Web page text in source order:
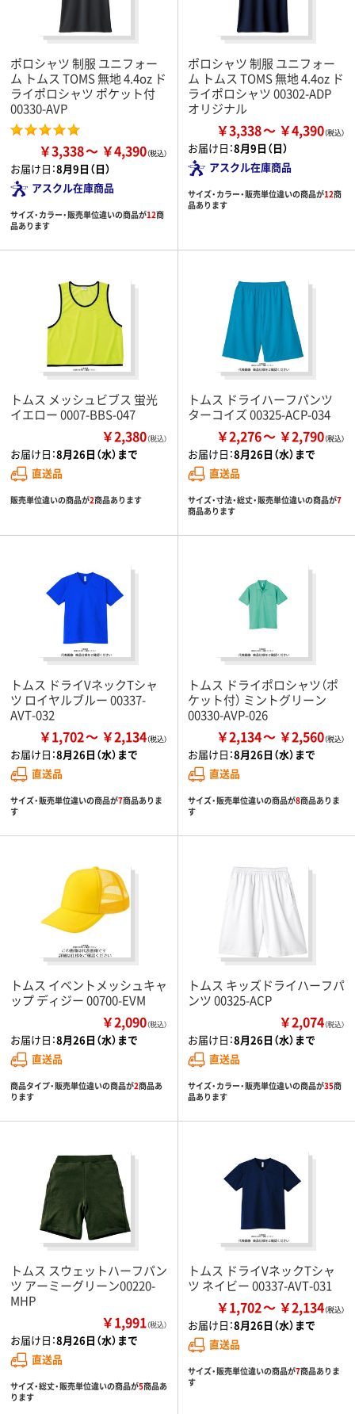
ポロシャツ 制服 ユニフォー
ム トムス TOMS 無地 4.4oz ド
ライポロシャツ ポケット付
00330-AVP
￥3,338 ￥4,390
お届け日：8月9日（日）
アスクル在庫商品
サイズ・カラー・販売単位違いの商品が12商
品あります
ポロシャツ 制服 ユニフォー
ム トムス TOMS 無地 4.4oz ド
ライポロシャツ 00302-ADP
オリジナル
￥3,338 ￥4,390
お届け日：8月9日（日）
アスクル在庫商品
サイズ・カラー・販売単位違いの商品が12商
品あります
トムス メッシュビブス 蛍光
イエロー 0007-BBS-047
￥2,380（税込）
お届け日：8月26日（水）まで
直送品
販売単位違いの商品が2商品あります
トムス ドライハーフパンツ
ターコイズ 00325-ACP-034
￥2,276 ￥2,790
お届け日：8月26日（水）まで
直送品
サイズ・寸法・総丈・販売単位違いの商品が7
商品あります
トムス ドライVネックTシャ
ツ ロイヤルブルー 00337-
AVT-032
￥1,702 ￥2,134
お届け日：8月26日（水）まで
直送品
サイズ・販売単位違いの商品が7商品ありま
す
トムス ドライポロシャツ（ポ
ケット付） ミントグリーン
00330-AVP-026
￥2,134 ￥2,560
お届け日：8月26日（水）まで
直送品
サイズ・販売単位違いの商品が8商品ありま
す
トムス イベントメッシュキャ
ップ ディジー 00700-EVM
￥2,090（税込）
お届け日：8月26日（水）まで
直送品
商品タイプ・販売単位違いの商品が2商品あ
ります
トムス キッズドライハーフパ
ンツ 00325-ACP
￥2,074（税込）
お届け日：8月26日（水）まで
直送品
サイズ・カラー・販売単位違いの商品が35商
品あります
トムス スウェットハーフパン
ツ アーミーグリーン00220-
MHP
￥1,991（税込）
お届け日：8月26日（水）まで
直送品
サイズ・総丈・販売単位違いの商品が5商品あ
ります
トムス ドライVネックTシャ
ツ ネイビー 00337-AVT-031
￥1,702 ￥2,134
お届け日：8月26日（水）まで
直送品
サイズ・販売単位違いの商品が7商品ありま
す